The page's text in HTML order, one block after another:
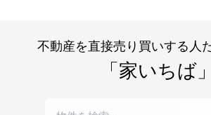
不動産を直接売り買いする人
「家いちば」